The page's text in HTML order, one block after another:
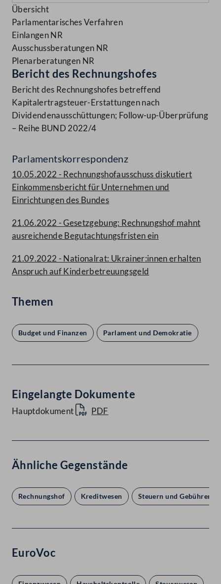
Übersicht
Parlamentarisches Verfahren
Einlangen NR
Ausschussberatungen NR
Plenarberatungen NR
Bericht des Rechnungshofes
Bericht des Rechnungshofes betreffend
Kapitalertragsteuer-Erstattungen nach
Dividendenausschüttungen; Follow-up-Überprüfung
– Reihe BUND 2022/4
Parlamentskorrespondenz
10.05.2022 - Rechnungshofausschuss diskutiert
Einkommensbericht für Unternehmen und
Einrichtungen des Bundes
21.06.2022 - Gesetzgebung: Rechnungshof mahnt
ausreichende Begutachtungsfristen ein
21.09.2022 - Nationalrat: Ukrainer:innen erhalten
Anspruch auf Kinderbetreuungsgeld
Themen
Budget und Finanzen Parlament und Demokratie
Eingelangte Dokumente
Hauptdokument PDF
Ähnliche Gegenstände
Rechnungshof Kreditwesen Steuern und Gebühren
EuroVoc